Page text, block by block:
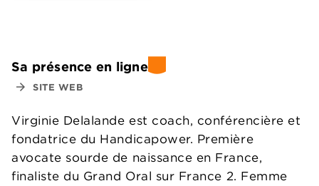
Virginie Delalande est coach, conférencière et
fondatrice du Handicapower. Première
avocate sourde de naissance en France,
finaliste du Grand Oral sur France 2. Femme
Sa présence en ligne
arrow_forward SITE WEB